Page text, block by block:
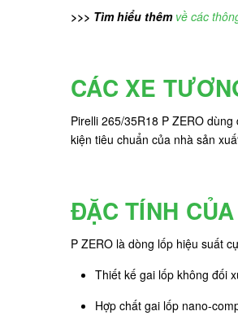
>>> Tìm hiểu thêm về các
CÁC XE
Pirelli 265/35R18 P ZERO
kiện tiêu chuẩn của nhà sản
ĐẶC TÍNH
P ZERO là dòng lốp hiệu suất
Thiết kế gai lốp không đối
Hợp chất gai lốp nano-